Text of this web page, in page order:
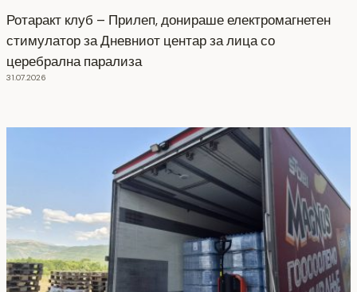
Ротаракт клуб – Прилеп, донираше електромагнетен
стимулатор за Дневниот центар за лица со
церебрална парализа
31.07.2026